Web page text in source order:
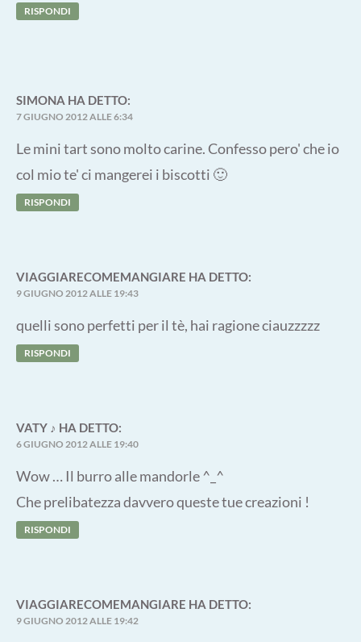
RISPONDI
SIMONA HA DETTO:
7 GIUGNO 2012 ALLE 6:34
Le mini tart sono molto carine. Confesso pero' che io
col mio te' ci mangerei i biscotti 🙂
RISPONDI
VIAGGIARECOMEMANGIARE HA DETTO:
9 GIUGNO 2012 ALLE 19:43
quelli sono perfetti per il tè, hai ragione ciauzzzzz
RISPONDI
VATY ♪ HA DETTO:
6 GIUGNO 2012 ALLE 19:40
Wow … Il burro alle mandorle ^_^
Che prelibatezza davvero queste tue creazioni !
RISPONDI
VIAGGIARECOMEMANGIARE HA DETTO:
9 GIUGNO 2012 ALLE 19:42